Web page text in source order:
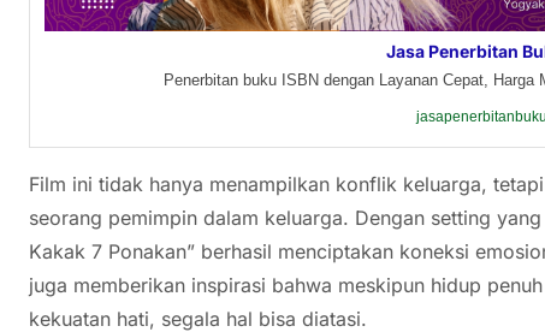
Jasa Penerbitan
Penerbitan buku ISBN dengan Layanan Cepat, Harga
Film ini tidak hanya menampilkan konflik keluarga,
seorang pemimpin dalam keluarga. Dengan setting
Kakak 7 Ponakan” berhasil menciptakan koneksi
juga memberikan inspirasi bahwa meskipun hidup
kekuatan hati, segala hal bisa diatasi.